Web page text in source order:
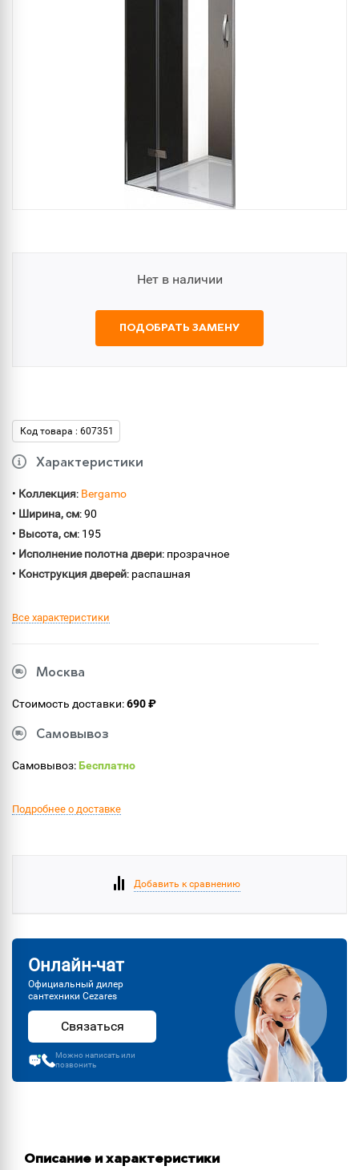
Нет в наличии
ПОДОБРАТЬ ЗАМЕНУ
Код товара : 607351
Характеристики
• Коллекция: Bergamo
• Ширина, см: 90
• Высота, см: 195
• Исполнение полотна двери: прозрачное
• Конструкция дверей: распашная
Все характеристики
Москва
Стоимость доставки:690 ₽
Самовывоз
Самовывоз:Бесплатно
Подробнее о доставке
Добавить к сравнению
Онлайн-чат
Официальный дилер
сантехники Cezares
Связаться
Можно написать или
позвонить
Описание и характеристики